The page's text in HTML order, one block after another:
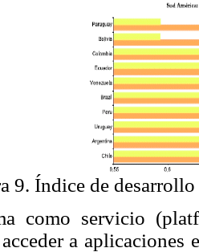
9. Índice de
como servicio
a aplicaciones